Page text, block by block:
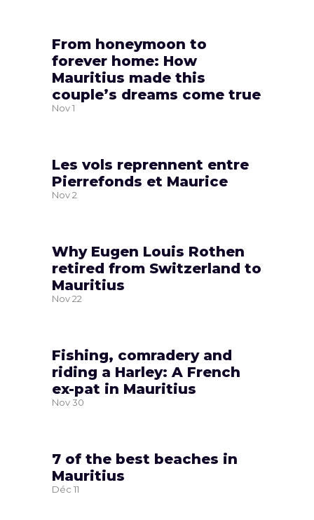
From honeymoon to
forever home: How
Mauritius made this
couple’s dreams come true
Nov1
Les vols reprennent entre
Pierrefonds et Maurice
Nov2
Why Eugen Louis Rothen
retired from Switzerland to
Mauritius
Nov22
Fishing, comradery and
riding a Harley: A French
ex-pat in Mauritius
Nov30
7 of the best beaches in
Mauritius
Déc 11